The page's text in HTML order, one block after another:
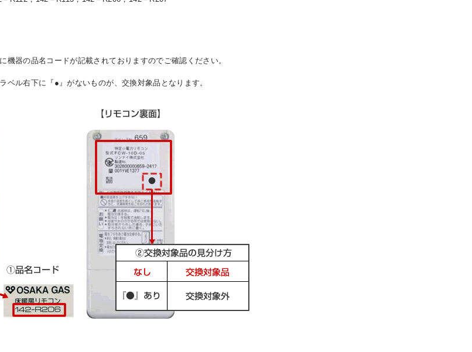
機器の品名コードが記載されておりますのでご確認ください。
ベル右下に『●』がないものが、交換対象品となります。